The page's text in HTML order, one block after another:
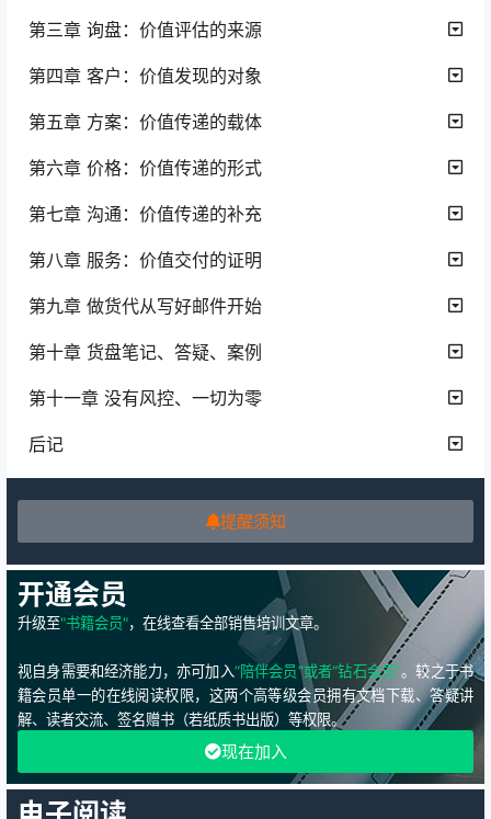
第三章 询盘：价值评估的来源
第四章 客户：价值发现的对象
第五章 方案：价值传递的载体
第六章 价格：价值传递的形式
第七章 沟通：价值传递的补充
第八章 服务：价值交付的证明
第九章 做货代从写好邮件开始
第十章 货盘笔记、答疑、案例
第十一章 没有风控、一切为零
后记
提醒须知
开通会员
升级至"书籍会员"，在线查看全部销售培训文章。
视自身需要和经济能力，亦可加入“陪伴会员”或者“钻石会员”。较之于书
籍会员单一的在线阅读权限，这两个高等级会员拥有文档下载、答疑讲
解、读者交流、签名赠书（若纸质书出版）等权限。
现在加入